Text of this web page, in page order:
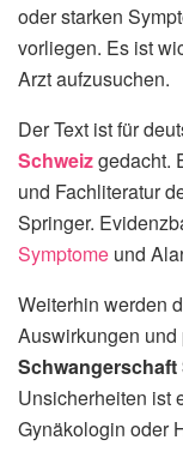
oder starken
vorliegen. Es ist
Arzt aufzusuchen.
Der Text ist für
Schweizgedacht.
und Fachliteratur
Springer.
Symptome und
Weiterhin werden
Auswirkungen
Schwangerschaft
Unsicherheiten ist
Gynäkologin oder